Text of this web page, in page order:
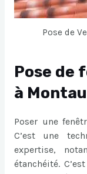
Pose de
Pose de
à
Poser une
C’est une
expertise,
étanchéité.